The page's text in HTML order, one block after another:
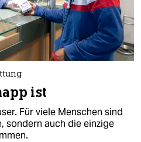
ist
Für viele Menschen sind
sondern auch die einzige